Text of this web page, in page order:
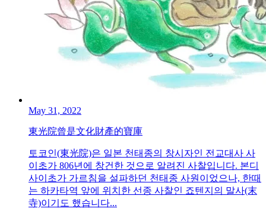
May 31, 2022
東光院曾是文化財產的寶庫
토코인(東光院)은 일본 천태종의 창시자인 전교대사 사
이초가 806년에 창건한 것으로 알려진 사찰입니다. 본디
사이초가 가르침을 설파하던 천태종 사원이었으나, 한때
는 하카타역 앞에 위치한 선종 사찰인 죠텐지의 말사(末
寺)이기도 했습니다...